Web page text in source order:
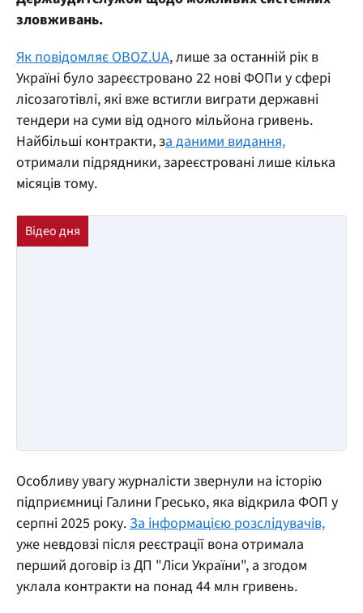
зловживань.
Як повідомляє OBOZ.UA, лише за останній рік в
Україні було зареєстровано 22 нові ФОПи у сфері
лісозаготівлі, які вже встигли виграти державні
тендери на суми від одного мільйона гривень.
Найбільші контракти, за даними видання,
отримали підрядники, зареєстровані лише кілька
місяців тому.
Особливу увагу журналісти звернули на історію
підприємниці Галини Гресько, яка відкрила ФОП у
серпні 2025 року.За інформацією розслідувачів,
уже невдовзі після реєстрації вона отримала
перший договір із ДП "Ліси України", а згодом
уклала контракти на понад 44 млн гривень.